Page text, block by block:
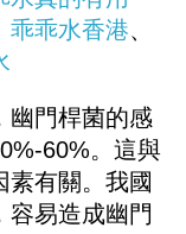
乖乖水香港、
門桿菌的感
60%。這與
素有關。我國
容易造成幽門